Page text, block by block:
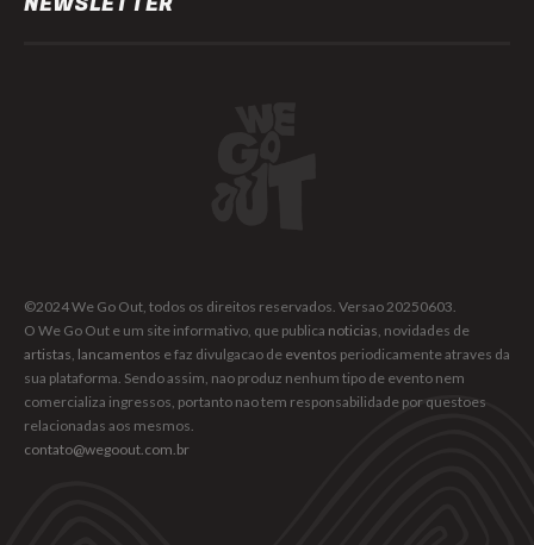
©2024 We Go Out, todos os direitos reservados. Versao 20250603.
O We Go Out e um site informativo, que publica noticias, novidades de
artistas, lancamentos e faz divulgacao de eventos periodicamente atraves da
sua plataforma. Sendo assim, nao produz nenhum tipo de evento nem
comercializa ingressos, portanto nao tem responsabilidade por questoes
relacionadas aos mesmos.
contato@wegoout.com.br